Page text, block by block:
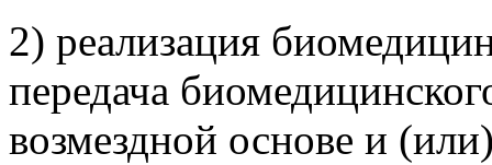
2) реализация
передача
возмездной основе и